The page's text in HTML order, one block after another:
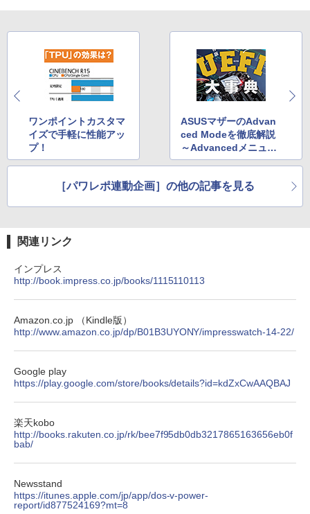
ワンポイントカスタマ
イズで手軽に性能アッ
プ！
ASUSマザーのAdvan
ced Modeを徹底解説
～Advancedメニュー
詳細編～
［パワレポ連動企画］の他の記事を見る
関連リンク
インプレス
http://book.impress.co.jp/books/1115110113
Amazon.co.jp （Kindle版）
http://www.amazon.co.jp/dp/B01B3UYONY/impresswatch-14-22/
Google play
https://play.google.com/store/books/details?id=kdZxCwAAQBAJ
楽天kobo
http://books.rakuten.co.jp/rk/bee7f95db0db3217865163656eb0f
bab/
Newsstand
https://itunes.apple.com/jp/app/dos-v-power-
report/id877524169?mt=8